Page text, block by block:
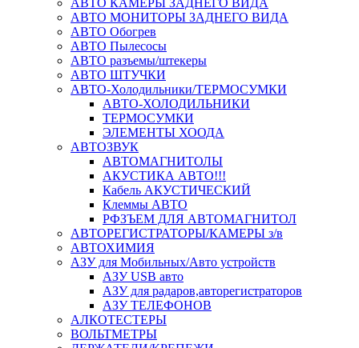
АВТО КАМЕРЫ ЗАДНЕГО ВИДА
АВТО МОНИТОРЫ ЗАДНЕГО ВИДА
АВТО Обогрев
АВТО Пылесосы
АВТО разъемы/штекеры
АВТО ШТУЧКИ
АВТО-Холодильники/ТЕРМОСУМКИ
АВТО-ХОЛОДИЛЬНИКИ
ТЕРМОСУМКИ
ЭЛЕМЕНТЫ ХООДА
АВТОЗВУК
АВТОМАГНИТОЛЫ
АКУСТИКА АВТО!!!
Кабель АКУСТИЧЕСКИЙ
Клеммы АВТО
РФЗЪЕМ ДЛЯ АВТОМАГНИТОЛ
АВТОРЕГИСТРАТОРЫ/КАМЕРЫ з/в
АВТОХИМИЯ
АЗУ для Мобильных/Авто устройств
АЗУ USB авто
АЗУ для радаров,авторегистраторов
АЗУ ТЕЛЕФОНОВ
АЛКОТЕСТЕРЫ
ВОЛЬТМЕТРЫ